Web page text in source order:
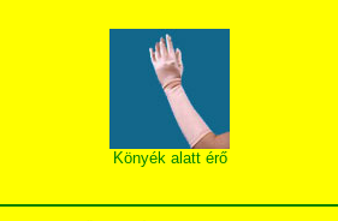
Könyék alatt érő